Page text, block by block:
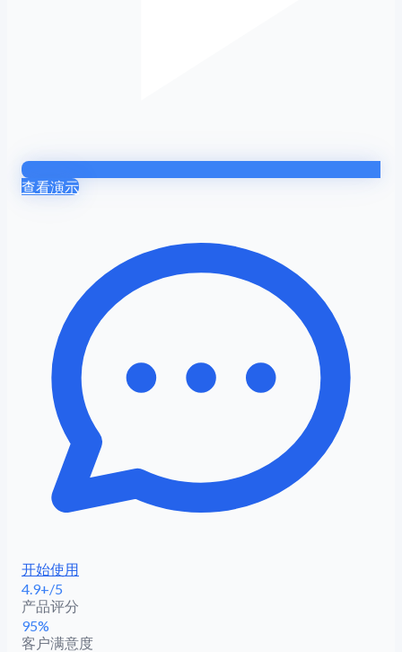
查看演示
开始使用
4.9+/5
产品评分
95%
客户满意度